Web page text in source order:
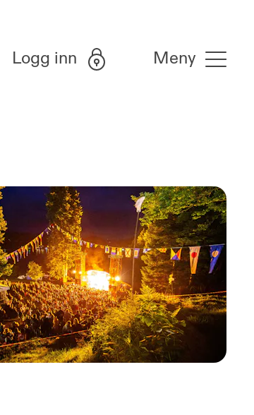
Logg inn Meny